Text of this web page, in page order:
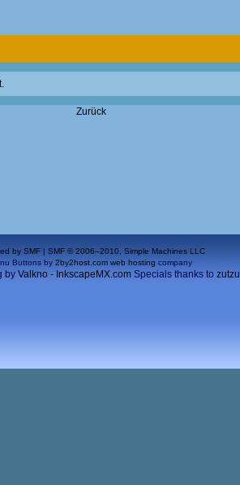
Zurück
by SMF| SMF © 2006–2010, Simple Machines LLC
Buttons by2by2host.com web hosting company
byValkno - InkscapeMX.com Specials thanks tozutzu